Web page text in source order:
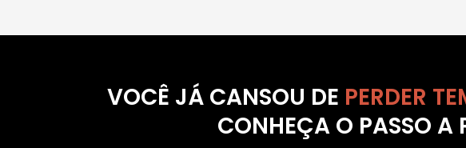
VOCÊ JÁ CANSOU DE PERDER
CONHEÇA O PASSO A